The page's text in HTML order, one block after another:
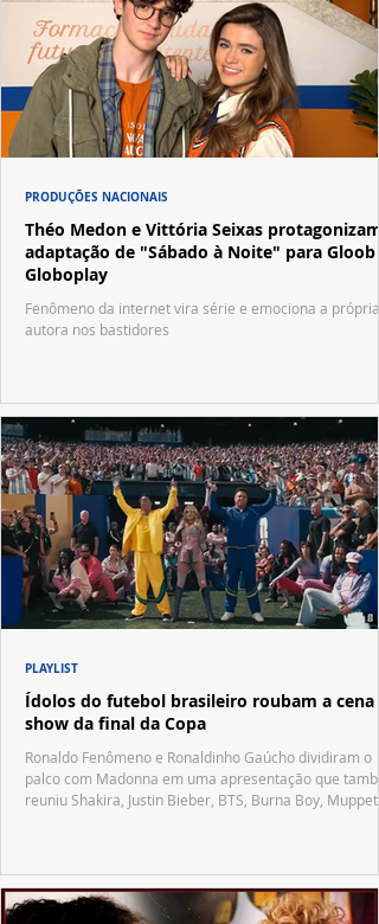
Théo Medon e Vittória Seixas protagonizam
adaptação de "Sábado à Noite" para Gloob e
Globoplay
Fenômeno da internet vira série e emociona a própria
autora nos bastidores
PRODUÇÕES NACIONAIS
Ídolos do futebol brasileiro roubam a cena
show da final da Copa
Ronaldo Fenômeno e Ronaldinho Gaúcho dividiram o
palco com Madonna em uma apresentação que
reuniu Shakira, Justin Bieber, BTS, Burna Boy, Muppets,
PLAYLIST